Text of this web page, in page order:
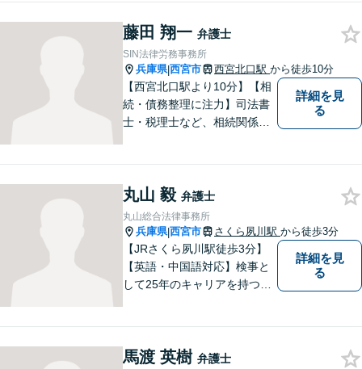
面談無料】
藤田 翔一 弁護士
SIN法律労務事務所
兵庫県|西宮市 西宮北口駅 から徒歩10分
【西宮北口駅より10分】【相
続・債務整理に注力】司法書
士・税理士など、相続関係に
象とした、法律サービスを提
供しております。お気軽に、
ご相談ください。
詳細を見
る
丸山 毅 弁護士
丸山総合法律事務所
兵庫県|西宮市 さくら夙川駅 から徒歩3分
【JRさくら夙川駅徒歩3分】
【英語・中国語対応】検事と
して25年のキャリアを持つ弁
ります。まずはご相談へお越
詳細を見
る
馬渡 英樹 弁護士